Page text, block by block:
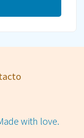
with love.